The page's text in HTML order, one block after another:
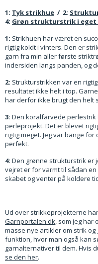
1: Tyk strikhue / 2:
4: Grøn strukturstrik i eget
1: Strikhuen har været en
rigtig koldt i vinters. Den er
garn fra min aller første
indersiden langs panden, og
2: Strukturstrikken var en
resultatet ikke helt i top.
har derfor ikke brugt den helt
3: Den koralfarvede
perleprojekt. Det er blevet
rigtig meget. Jeg var bange
perfekt.
4: Den grønne strukturstrik er
vejret er for varmt til sådan
skabet og venter på koldere
Ud over strikkeprojekterne
Garnportalen.dk, som jeg har
masse nye artikler om strik
funktion, hvor man også kan
garnalternativer til dem. Hvis
se den her.